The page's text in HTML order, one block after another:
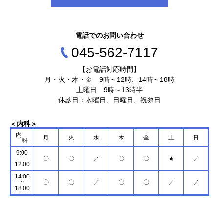
電話でのお問い合わせ
045‐562‐7117
【お電話対応時間】
月・火・木・金 9時～12時、14時～18時
土曜日 9時～13時半
休診日：水曜日、日曜日、祝祭日
＜内科＞
内
科
月 火 水 木 金 土 日
9:00
~
12:00
〇 〇 ／ 〇 〇 ★ ／
14:00
~
18:00
〇 〇 ／ 〇 〇 ／ ／